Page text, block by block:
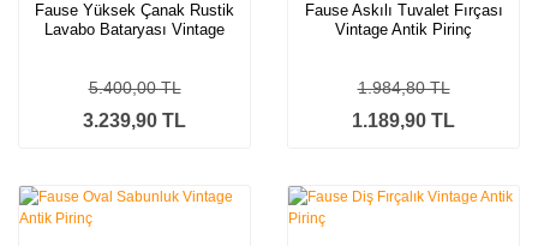
Fause Yüksek Çanak Rustik
Lavabo Bataryası Vintage
3.239,90 TL
5.400,00 TL
Fause Askılı Tuvalet Fırçası
Vintage Antik Pirinç
1.189,90 TL
1.984,80 TL